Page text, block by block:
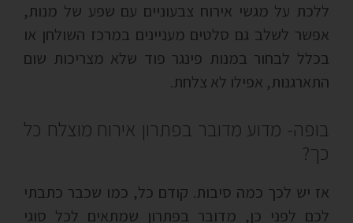
ללכת על מגשי אירוח צבעוניים עם שפע של מנות,
אפשר לשלב גם סלטים מעניינים במרכז השולחן או
בכלל לבחור במנות פינגר פוד שלא מצריכות שום
התארגנות, אפילו לא צלחת.
בופה- מדוע מדובר בפתרון אירוח מוצלח כל
כך?
אז יש לכך כמה סיבות. קודם כל, כמו שכבר כתבתי
לכם לפני כן, מדובר בפתרון שמתאים לכל סוגי